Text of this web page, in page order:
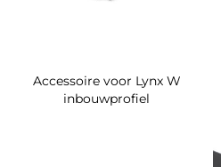
Accessoire voor Lynx W
inbouwprofiel